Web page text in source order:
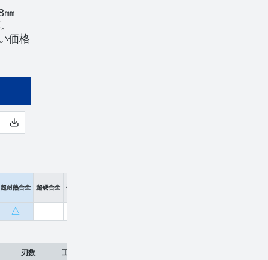
㎜
価格
超耐熱合金 超硬合金
硬脆材
△
刃数 工具材種